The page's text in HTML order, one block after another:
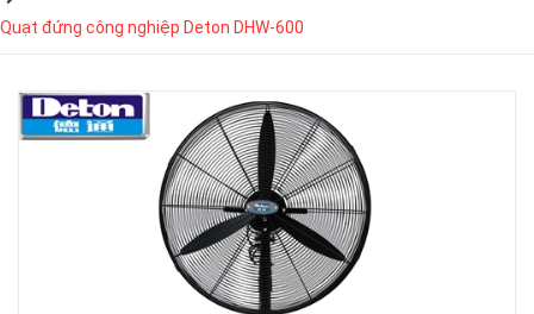
Quạt đứng công nghiệp Deton DHW-600